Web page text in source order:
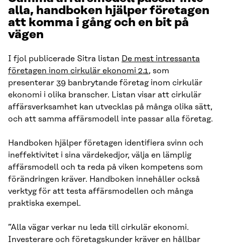
alla, handboken hjälper företagen
att komma i gång och en bit på
vägen
I fjol publicerade Sitra listan De mest intressanta
företagen inom cirkulär ekonomi 2.1, som
presenterar 39 banbrytande företag inom cirkulär
ekonomi i olika branscher. Listan visar att cirkulär
affärsverksamhet kan utvecklas på många olika sätt,
och att samma affärsmodell inte passar alla företag.
Handboken hjälper företagen identifiera svinn och
ineffektivitet i sina värdekedjor, välja en lämplig
affärsmodell och ta reda på viken kompetens som
förändringen kräver. Handboken innehåller också
verktyg för att testa affärsmodellen och många
praktiska exempel.
”Alla vägar verkar nu leda till cirkulär ekonomi.
Investerare och företagskunder kräver en hållbar